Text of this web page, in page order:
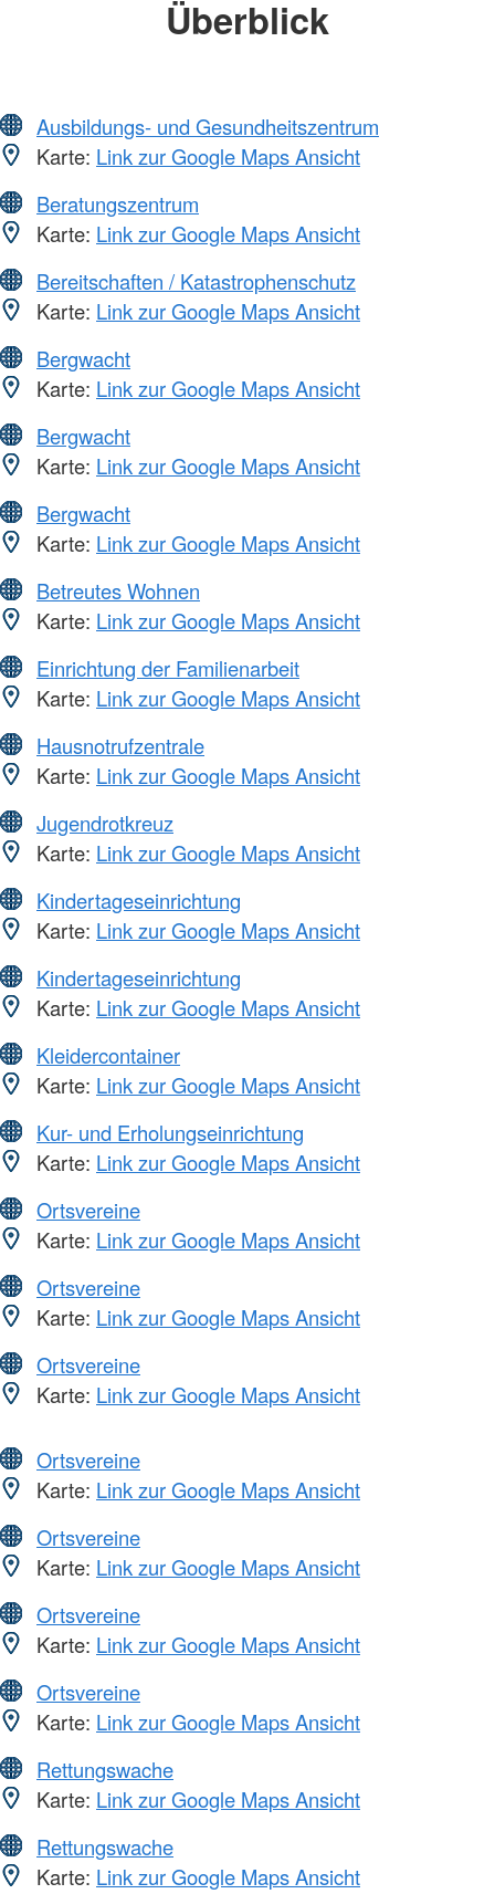
Überblick
Ausbildungs- und Gesundheitszentrum
Karte: Link zur Google Maps Ansicht
Beratungszentrum
Karte: Link zur Google Maps Ansicht
Bereitschaften / Katastrophenschutz
Karte: Link zur Google Maps Ansicht
Bergwacht
Karte: Link zur Google Maps Ansicht
Bergwacht
Karte: Link zur Google Maps Ansicht
Bergwacht
Karte: Link zur Google Maps Ansicht
Betreutes Wohnen
Karte: Link zur Google Maps Ansicht
Einrichtung der Familienarbeit
Karte: Link zur Google Maps Ansicht
Hausnotrufzentrale
Karte: Link zur Google Maps Ansicht
Jugendrotkreuz
Karte: Link zur Google Maps Ansicht
Kindertageseinrichtung
Karte: Link zur Google Maps Ansicht
Kindertageseinrichtung
Karte: Link zur Google Maps Ansicht
Kleidercontainer
Karte: Link zur Google Maps Ansicht
Kur- und Erholungseinrichtung
Karte: Link zur Google Maps Ansicht
Ortsvereine
Karte: Link zur Google Maps Ansicht
Ortsvereine
Karte: Link zur Google Maps Ansicht
Ortsvereine
Karte: Link zur Google Maps Ansicht
Ortsvereine
Karte: Link zur Google Maps Ansicht
Ortsvereine
Karte: Link zur Google Maps Ansicht
Ortsvereine
Karte: Link zur Google Maps Ansicht
Ortsvereine
Karte: Link zur Google Maps Ansicht
Rettungswache
Karte: Link zur Google Maps Ansicht
Rettungswache
Karte: Link zur Google Maps Ansicht